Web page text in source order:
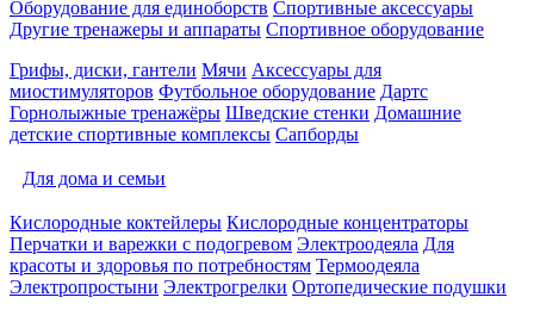
Оборудование для единоборств Спортивные аксессуары
Другие тренажеры и аппараты Спортивное оборудование
Грифы, диски, гантели Мячи Аксессуары для
миостимуляторов Футбольное оборудование Дартс
Горнолыжные тренажёры Шведские стенки Домашние
детские спортивные комплексы Сапборды
Для дома и семьи
Кислородные коктейлеры Кислородные концентраторы
Перчатки и варежки с подогревом Электроодеяла Для
красоты и здоровья по потребностям Термоодеяла
Электропростыни Электрогрелки Ортопедические подушки